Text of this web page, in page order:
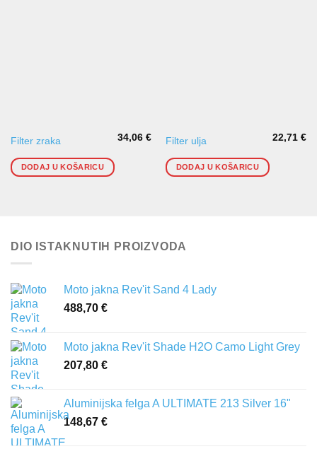
Filter zraka 34,06€
DODAJ U KOŠARICU
Filter ulja 22,71€
DODAJ U KOŠARICU
DIO ISTAKNUTIH PROIZVODA
Moto jakna Rev'it Sand 4 Lady
488,70 €
Moto jakna Rev'it Shade H2O Camo Light Grey
207,80 €
Aluminijska felga A ULTIMATE 213 Silver 16"
148,67 €